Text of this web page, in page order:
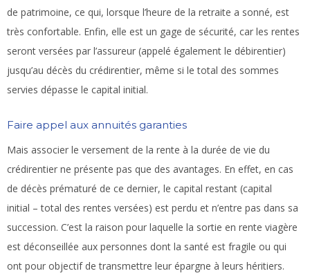
de patrimoine, ce qui, lorsque l’heure de la retraite a sonné, est
très confortable. Enfin, elle est un gage de sécurité, car les rentes
seront versées par l’assureur (appelé également le débirentier)
jusqu’au décès du crédirentier, même si le total des sommes
servies dépasse le capital initial.
Faire appel aux annuités garanties
Mais associer le versement de la rente à la durée de vie du
crédirentier ne présente pas que des avantages. En effet, en cas
de décès prématuré de ce dernier, le capital restant (capital
initial – total des rentes versées) est perdu et n’entre pas dans sa
succession. C’est la raison pour laquelle la sortie en rente viagère
est déconseillée aux personnes dont la santé est fragile ou qui
ont pour objectif de transmettre leur épargne à leurs héritiers.